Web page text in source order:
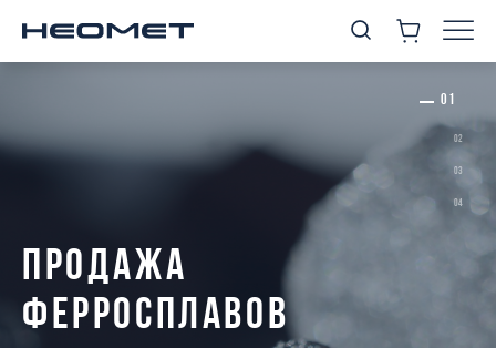
ПРОДАЖА
ФЕРРОСПЛАВОВ